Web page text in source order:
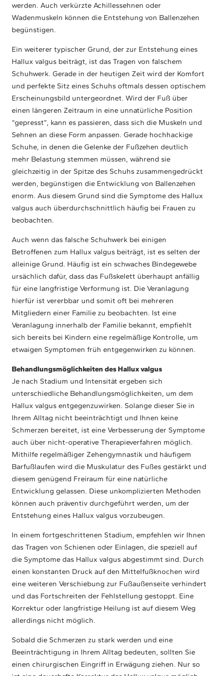
werden. Auch verkürzte Achillessehnen oder
Wadenmuskeln können die Entstehung von Ballenzehen
begünstigen.
Ein weiterer typischer Grund, der zur Entstehung eines
Hallux valgus beiträgt, ist das Tragen von falschem
Schuhwerk. Gerade in der heutigen Zeit wird der Komfort
und perfekte Sitz eines Schuhs oftmals dessen optischem
Erscheinungsbild untergeordnet. Wird der Fuß über
einen längeren Zeitraum in eine unnatürliche Position
“gepresst”, kann es passieren, dass sich die Muskeln und
Sehnen an diese Form anpassen. Gerade hochhackige
Schuhe, in denen die Gelenke der Fußzehen deutlich
mehr Belastung stemmen müssen, während sie
gleichzeitig in der Spitze des Schuhs zusammengedrückt
werden, begünstigen die Entwicklung von Ballenzehen
enorm. Aus diesem Grund sind die Symptome des Hallux
valgus auch überdurchschnittlich häufig bei Frauen zu
beobachten.
Auch wenn das falsche Schuhwerk bei einigen
Betroffenen zum Hallux valgus beiträgt, ist es selten der
alleinige Grund. Häufig ist ein schwaches Bindegewebe
ursächlich dafür, dass das Fußskelett überhaupt anfällig
für eine langfristige Verformung ist. Die Veranlagung
hierfür ist vererbbar und somit oft bei mehreren
Mitgliedern einer Familie zu beobachten. Ist eine
Veranlagung innerhalb der Familie bekannt, empfiehlt
sich bereits bei Kindern eine regelmäßige Kontrolle, um
etwaigen Symptomen früh entgegenwirken zu können.
Behandlungsmöglichkeiten des Hallux valgus
Je nach Stadium und Intensität ergeben sich
unterschiedliche Behandlungsmöglichkeiten, um dem
Hallux valgus entgegenzuwirken. Solange dieser Sie in
Ihrem Alltag nicht beeinträchtigt und Ihnen keine
Schmerzen bereitet, ist eine Verbesserung der Symptome
auch über nicht-operative Therapieverfahren möglich.
Mithilfe regelmäßiger Zehengymnastik und häufigem
Barfußlaufen wird die Muskulatur des Fußes gestärkt und
diesem genügend Freiraum für eine natürliche
Entwicklung gelassen. Diese unkomplizierten Methoden
können auch präventiv durchgeführt werden, um der
Entstehung eines Hallux valgus vorzubeugen.
In einem fortgeschrittenen Stadium, empfehlen wir Ihnen
das Tragen von Schienen oder Einlagen, die speziell auf
die Symptome das Hallux valgus abgestimmt sind. Durch
einen konstanten Druck auf den Mittelfußknochen wird
eine weiteren Verschiebung zur Fußaußenseite verhindert
und das Fortschreiten der Fehlstellung gestoppt. Eine
Korrektur oder langfristige Heilung ist auf diesem Weg
allerdings nicht möglich.
Sobald die Schmerzen zu stark werden und eine
Beeinträchtigung in Ihrem Alltag bedeuten, sollten Sie
einen chirurgischen Eingriff in Erwägung ziehen. Nur so